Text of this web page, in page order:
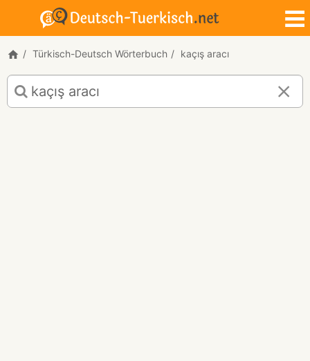
Türkisch-Deutsch Wörterbuch kaçış aracı
Türkisch-
Deutsch
Übersetzung